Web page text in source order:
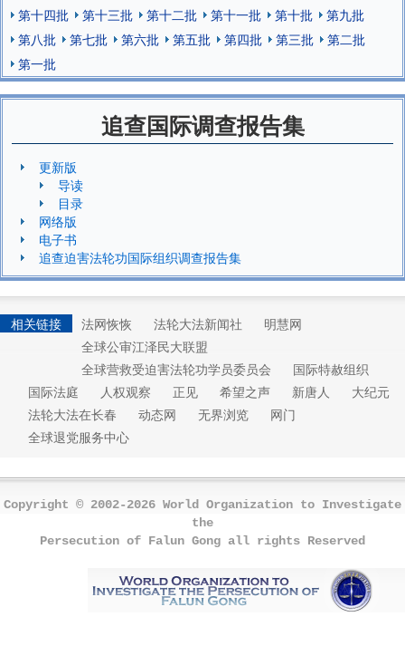
第十四批
第十三批 第十二批 第十一批 第十批
第九批
第八批
第七批 第六批 第五批 第四批 第三批
第二批
第一批
追查国际调查报告集
更新版
导读
目录
网络版
电子书
追查迫害法轮功国际组织调查报告集
相关链接 法网恢恢 法轮大法新闻社
明慧网
全球公审江泽民大联盟
全球营救受迫害法轮功学员委员会
国际特赦组织
国际法庭
人权观察 正见 希望之声 新唐人
大纪元
法轮大法在长春
动态网 无界浏览
网门
全球退党服务中心
Copyright © 2002-2026 World Organization to Investigate
the
Persecution of Falun Gong all rights Reserved